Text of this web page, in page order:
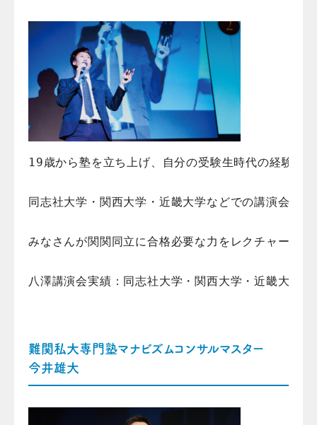
19歳から塾を立ち上げ、自分の受験生時代の経験か
同志社大学・関西大学・近畿大学などでの講演会の
みなさんが関関同立に合格必要な力をレクチャーし
八澤講演会実績：同志社大学・関西大学・近畿大学・
難関私大専門塾マナビズムコンサルマスター
今井雄大